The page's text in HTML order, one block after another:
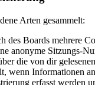
Arten gesammelt:
des Boards mehrere
anonyme Sitzungs-
die von dir
wenn Informationen
erfasst werden